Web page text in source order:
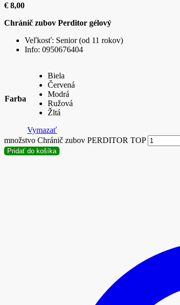
€ 8,00
Chránič zubov Perditor gélový
Veľkosť: Senior (od 11 rokov)
Info: 0950676404
Farba
Biela
Červená
Modrá
Ružová
Žltá
Vymazať
množstvo Chránič zubov PERDITOR TOP
Pridať do košíka